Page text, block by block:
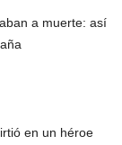
en un héroe